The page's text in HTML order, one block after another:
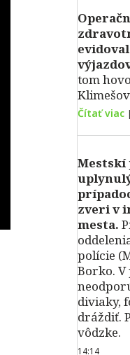
tom
Čítať viac |
Mestskí
zveri v
mesta.
polície
Borko.
diviaky,
dráždiť.
vôdzke.
14:14